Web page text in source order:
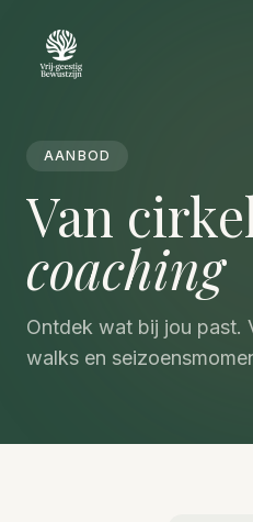
AANBOD
Van
coaching
Ontdek wat bij jou past.
walks en